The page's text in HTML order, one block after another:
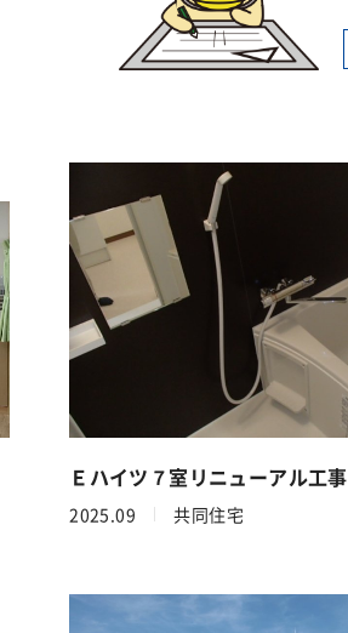
Ｅハイツ７室リニューアル工事
2025.09 共同住宅